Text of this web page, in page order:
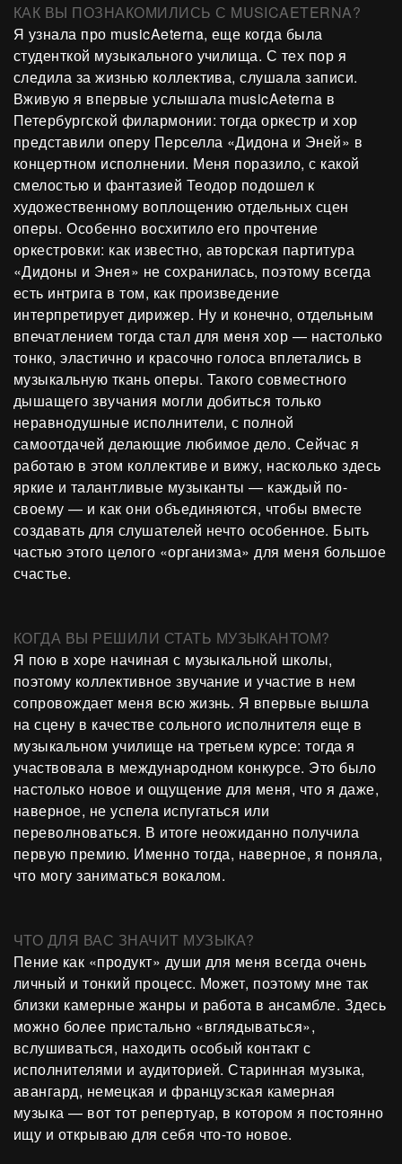
КАК ВЫ ПОЗНАКОМИЛИСЬ С MUSICAETERNA?
Я узнала про musicAeterna, еще когда была
студенткой музыкального училища. С тех пор я
следила за жизнью коллектива, слушала записи.
Вживую я впервые услышала musicAeterna в
Петербургской филармонии: тогда оркестр и хор
представили оперу Перселла «Дидона и Эней» в
концертном исполнении. Меня поразило, с какой
смелостью и фантазией Теодор подошел к
художественному воплощению отдельных сцен
оперы. Особенно восхитило его прочтение
оркестровки: как известно, авторская партитура
«Дидоны и Энея» не сохранилась, поэтому всегда
есть интрига в том, как произведение
интерпретирует дирижер. Ну и конечно, отдельным
впечатлением тогда стал для меня хор — настолько
тонко, эластично и красочно голоса вплетались в
музыкальную ткань оперы. Такого совместного
дышащего звучания могли добиться только
неравнодушные исполнители, с полной
самоотдачей делающие любимое дело. Сейчас я
работаю в этом коллективе и вижу, насколько здесь
яркие и талантливые музыканты — каждый по-
своему — и как они объединяются, чтобы вместе
создавать для слушателей нечто особенное. Быть
частью этого целого «организма» для меня большое
счастье.
КОГДА ВЫ РЕШИЛИ СТАТЬ МУЗЫКАНТОМ?
Я пою в хоре начиная с музыкальной школы,
поэтому коллективное звучание и участие в нем
сопровождает меня всю жизнь. Я впервые вышла
на сцену в качестве сольного исполнителя еще в
музыкальном училище на третьем курсе: тогда я
участвовала в международном конкурсе. Это было
настолько новое и ощущение для меня, что я даже,
наверное, не успела испугаться или
переволноваться. В итоге неожиданно получила
первую премию. Именно тогда, наверное, я поняла,
что могу заниматься вокалом.
ЧТО ДЛЯ ВАС ЗНАЧИТ МУЗЫКА?
Пение как «продукт» души для меня всегда очень
личный и тонкий процесс. Может, поэтому мне так
близки камерные жанры и работа в ансамбле. Здесь
можно более пристально «вглядываться»,
вслушиваться, находить особый контакт с
исполнителями и аудиторией. Старинная музыка,
авангард, немецкая и французская камерная
музыка — вот тот репертуар, в котором я постоянно
ищу и открываю для себя что-то новое.